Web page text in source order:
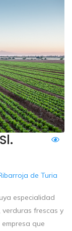
de Turia
especialidad
verduras frescas y
que